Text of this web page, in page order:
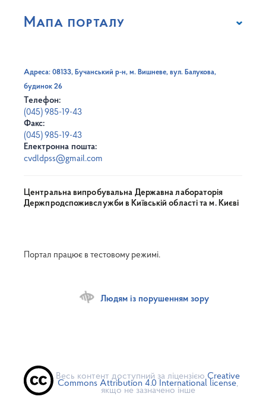
Мапа порталу
Адреса: 08133, Бучанський р-н, м. Вишневе, вул. Балукова,
будинок 26
Телефон:
(045) 985-19-43
Факс:
(045) 985-19-43
Електронна пошта:
cvdldpss@gmail.com
Центральна випробувальна Державна лабораторія
Держпродспоживслужби в Київській області та м. Києві
Портал працює в тестовому режимі.
Людям із порушенням зору
Весь контент доступний за ліцензією Creative
Commons Attribution 4.0 International license,
якщо не зазначено інше